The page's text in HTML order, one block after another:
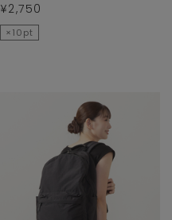
¥2,750
×10pt